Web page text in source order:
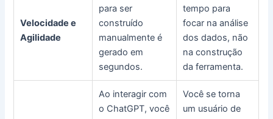
Velocidade e
Agilidade
para ser
construído
manualmente é
gerado em
segundos.
tempo para
focar na análise
dos dados, não
na construção
da ferramenta.
Ao interagir com
o ChatGPT, você
Você se torna
um usuário de